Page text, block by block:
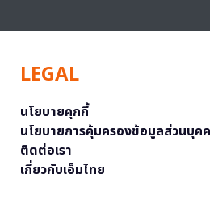
LEGAL
นโยบายคุกกี้
นโยบายการคุ้มครองข้อมูลส่วนบุค
ติดต่อเรา
เกี่ยวกับเอ็มไทย